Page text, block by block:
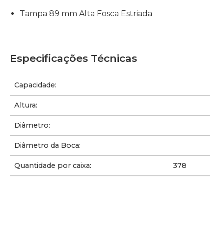
Tampa 89 mm Alta Fosca Estriada
Especificações Técnicas
Capacidade:
Altura:
Diâmetro:
Diâmetro da Boca:
Quantidade por caixa: 378